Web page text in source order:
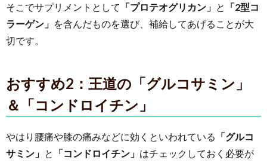
そこでサプリメントとして 「プロテオグリカン」 と
「2型コ
ラーゲン」 を含んだものを選び、補給してあげることが大
切です。
おすすめ2：王道の「グルコサミン」
＆「コンドロイチン」
やはり腰痛や膝の痛みなどに効くといわれている 「グルコ
サミン」 と 「コンドロイチン」 はチェックしておく必要が